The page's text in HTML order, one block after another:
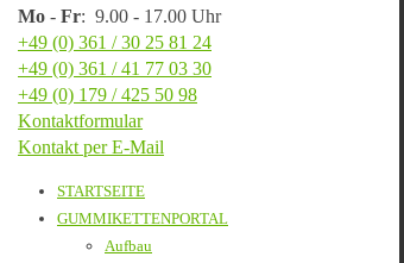
Mo - Fr: 9.00 - 17.00 Uhr
+49 (0) 361 / 30 25 81 24
+49 (0) 361 / 41 77 03 30
+49 (0) 179 / 425 50 98
Kontaktformular
Kontakt per E-Mail
STARTSEITE
GUMMIKETTENPORTAL
Aufbau